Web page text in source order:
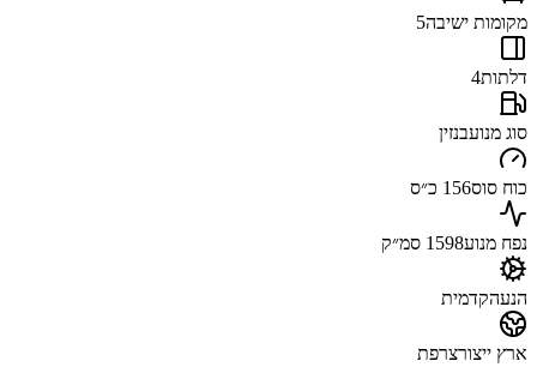
מקומות ישיבה5
דלתות4
סוג מנועבנזין
כוח סוס156 כ״ס
נפח מנוע1598 סמ״ק
הנעהקדמית
ארץ ייצורצרפת